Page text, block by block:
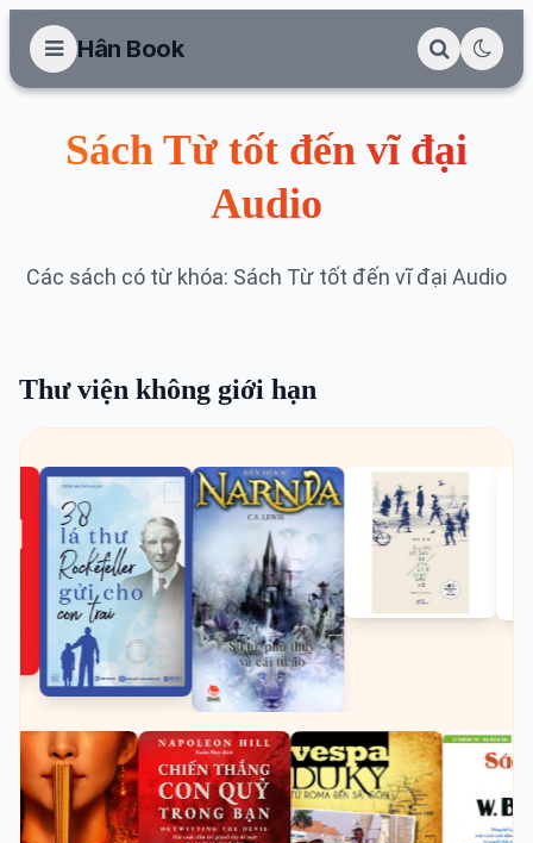
Hân Book
Sách Từ tốt đến vĩ đại
Audio
Các sách có từ khóa: Sách Từ tốt đến vĩ đại Audio
Thư viện không giới hạn